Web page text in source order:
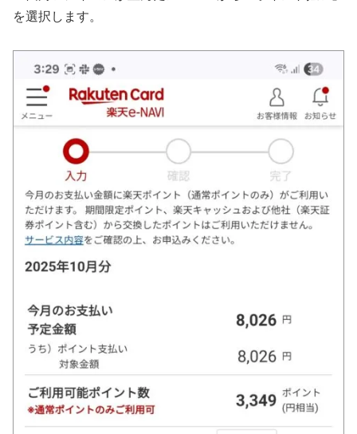
を選択します。